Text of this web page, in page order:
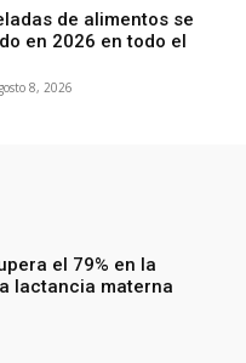
de alimentos se
en 2026 en todo el
8, 2026
el 79% en la
lactancia materna